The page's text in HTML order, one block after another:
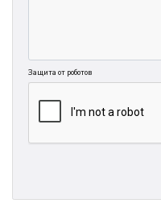
Защита от роботов